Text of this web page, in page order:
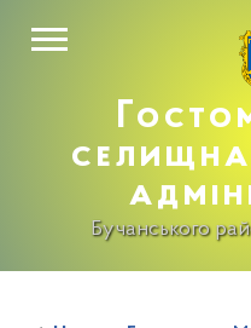
селищна
Бучанського